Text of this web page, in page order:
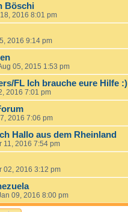
Böschi
2016 8:01 pm
2016 9:14 pm
05, 2015 1:53 pm
FL Ich brauche eure Hilfe :)
2016 7:01 pm
2016 7:06 pm
Hallo aus dem Rheinland
11, 2016 7:54 pm
02, 2016 3:12 pm
09, 2016 8:00 pm